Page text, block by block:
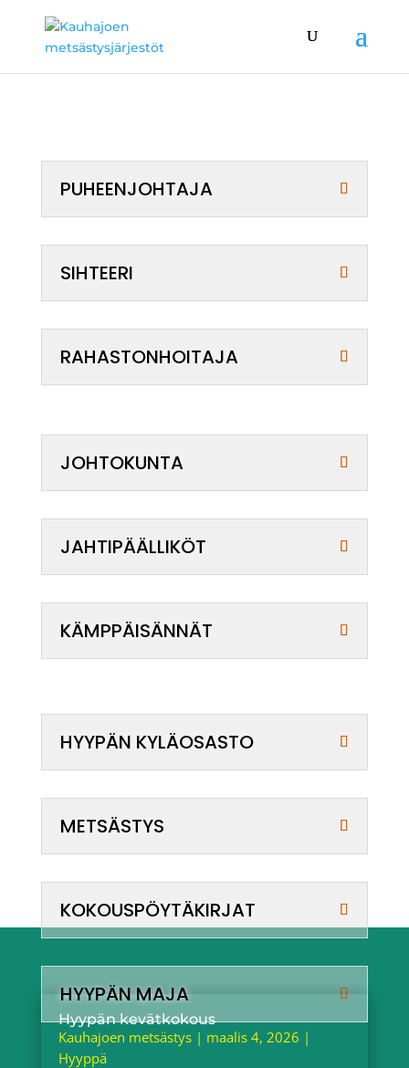
PUHEENJOHTAJA
SIHTEERI
RAHASTONHOITAJA
JOHTOKUNTA
JAHTIPÄÄLLIKÖT
KÄMPPÄISÄNNÄT
HYYPÄN KYLÄOSASTO
METSÄSTYS
KOKOUSPÖYTÄKIRJAT
HYYPÄN MAJA
Hyypän kevätkokous
Kauhajoen metsästys| maalis 4, 2026 |
Hyyppä